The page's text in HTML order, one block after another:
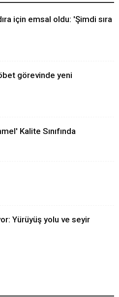
için emsal oldu: 'Şimdi sıra
görevinde yeni
Kalite Sınıfında
Yürüyüş yolu ve seyir